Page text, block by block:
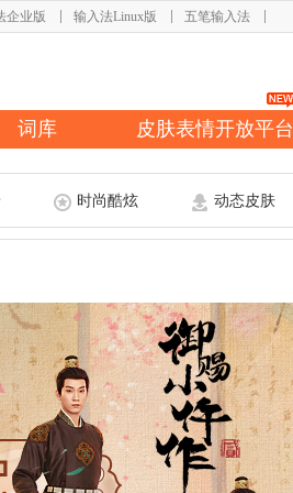
企业版 输入法Linux版 五笔输入法
词库 皮肤表情开放平台
时尚酷炫 动态皮肤